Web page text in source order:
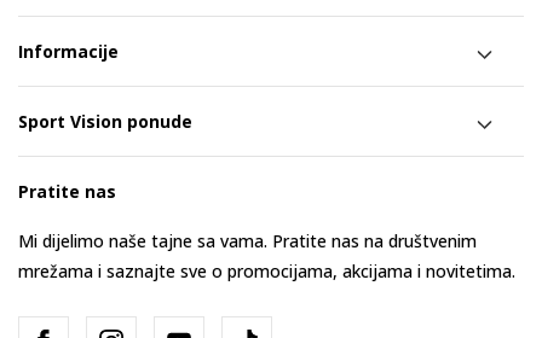
Informacije
Sport Vision ponude
Pratite nas
Mi dijelimo naše tajne sa vama. Pratite nas na društvenim
mrežama i saznajte sve o promocijama, akcijama i novitetima.